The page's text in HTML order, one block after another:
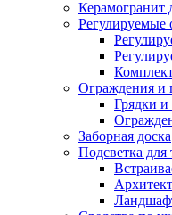
Керамогранит
Регулируемые
Ограждения и
Грядки
Заборная доска
Подсветка для